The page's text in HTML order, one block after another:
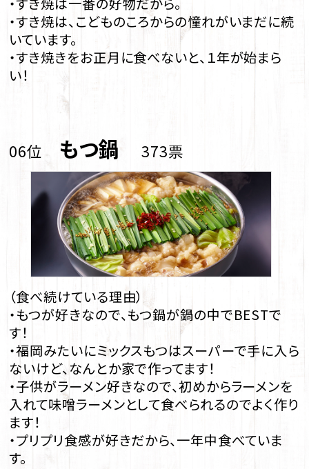
・すき焼は、こどものころからの憧れがいまだに続
いています。
・すき焼きをお正月に食べないと、１年が始まら
い！
06位 もつ鍋 373票
（食べ続けている理由）
・もつが好きなので、もつ鍋が鍋の中でBESTで
す！
・福岡みたいにミックスもつはスーパーで手に入ら
ないけど、なんとか家で作ってます！
・子供がラーメン好きなので、初めからラーメンを
入れて味噌ラーメンとして食べられるのでよく作り
ます！
・プリプリ食感が好きだから、一年中食べていま
す。